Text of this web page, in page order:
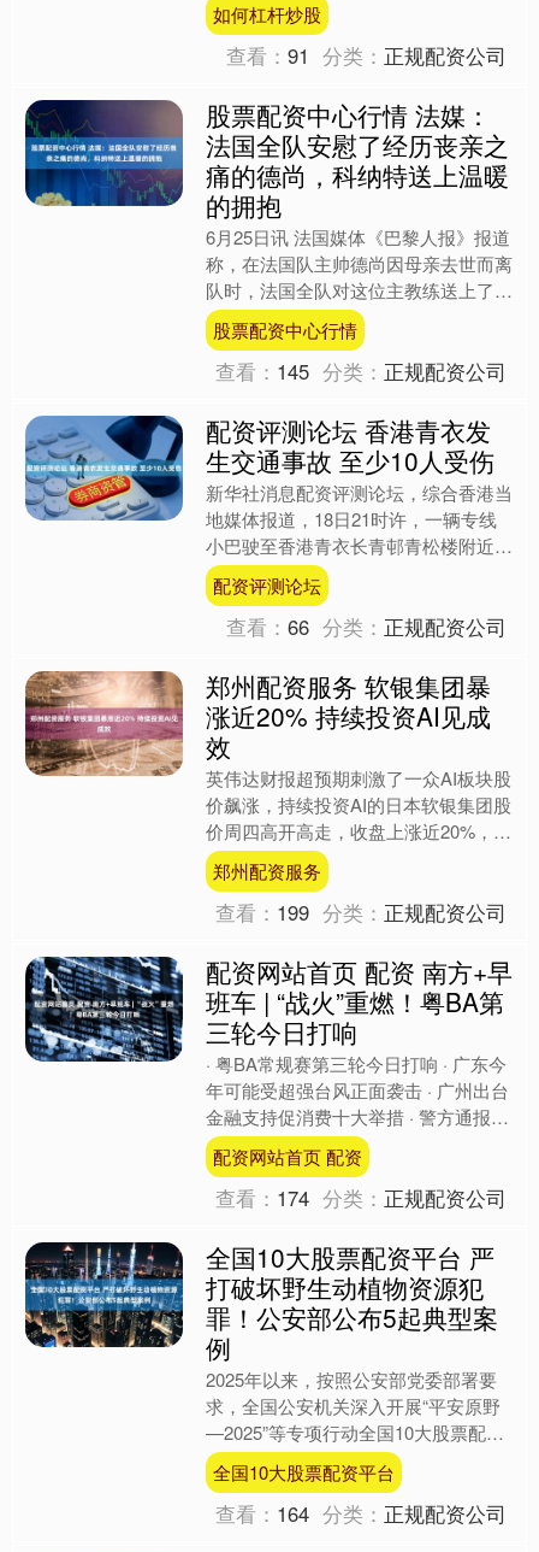
似平静的峡谷里，不仅藏....
如何杠杆炒股
查看：91 分类： 正规配资公司
股票配资中心行情 法媒：
法国全队安慰了经历丧亲之
痛的德尚，科纳特送上温暖
的拥抱
6月25日讯 法国媒体《巴黎人报》报道
称，在法国队主帅德尚因母亲去世而离
队时，法国全队对这位主教练送上了安
慰和支持。 文章写道：我们永远无法
得知，如果不是因为今....
股票配资中心行情
查看： 145 分类： 正规配资公司
配资评测论坛 香港青衣发
生交通事故 至少10人受伤
新华社消息配资评测论坛，综合香港当
地媒体报道，18日21时许，一辆专线
小巴驶至香港青衣长青邨青松楼附近
时，与一辆货车相撞，至少10人受
伤，其中2人伤势严重。 \....
配资评测论坛
查看：66 分类： 正规配资公司
郑州配资服务 软银集团暴
涨近20% 持续投资AI见成
效
英伟达财报超预期刺激了一众AI板块股
价飙涨，持续投资AI的日本软银集团股
价周四高开高走，收盘上涨近20%，结
束了此前连续5日的下跌。而英伟达业
绩的持续向好郑州配....
郑州配资服务
查看： 199 分类： 正规配资公司
配资网站首页 配资 南方+早
班车 | “战火”重燃！粤BA第
三轮今日打响
· 粤BA常规赛第三轮今日打响 · 广东今
年可能受超强台风正面袭击 · 广州出台
金融支持促消费十大举措 · 警方通报全
红婵遭网暴案 · 7家涉火车票销售平台
被约....
配资网站首页 配资
查看： 174 分类： 正规配资公司
全国10大股票配资平台 严
打破坏野生动植物资源犯
罪！公安部公布5起典型案
例
2025年以来，按照公安部党委部署要
求，全国公安机关深入开展“平安原野
—2025”等专项行动全国10大股票配资
平台，依法严厉打击危害鸟类、毒害古
树名木等破坏野生....
全国10大股票配资平台
查看： 164 分类： 正规配资公司